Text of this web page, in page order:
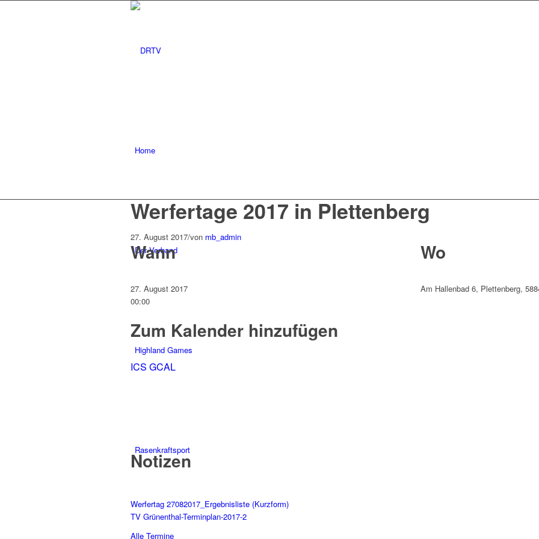
Home
Der Verband
Highland Games
Rasenkraftsport
Werfertage 2017 in Plettenberg
27. August 2017/von mb_admin
Wann
27. August 2017
00:00
Wo
Am Hallenbad 6, Plettenberg,
Zum Kalender hinzufügen
ICS GCAL
Notizen
Werfertag 27082017_Ergebnisliste (Kurzform)
TV Grünenthal-Terminplan-2017-2
Alle Termine